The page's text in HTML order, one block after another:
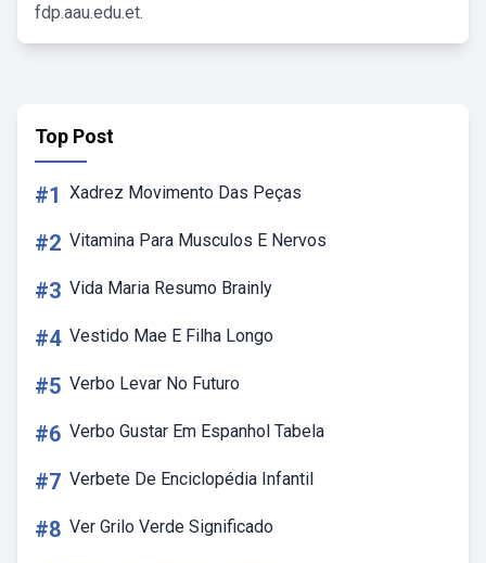
fdp.aau.edu.et.
Top Post
#1 Xadrez Movimento Das Peças
#2 Vitamina Para Musculos E Nervos
#3 Vida Maria Resumo Brainly
#4 Vestido Mae E Filha Longo
#5 Verbo Levar No Futuro
#6 Verbo Gustar Em Espanhol Tabela
#7 Verbete De Enciclopédia Infantil
#8 Ver Grilo Verde Significado